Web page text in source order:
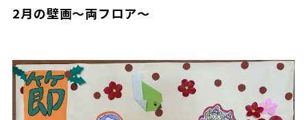
2月の壁画～両フロア～